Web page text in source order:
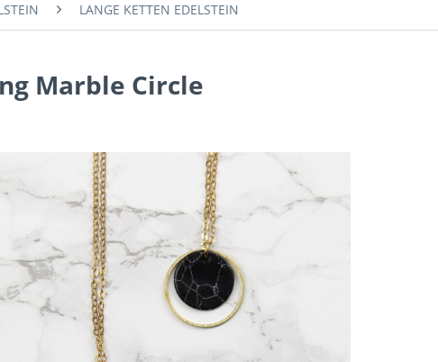
LANGE KETTEN EDELSTEIN
Marble Circle